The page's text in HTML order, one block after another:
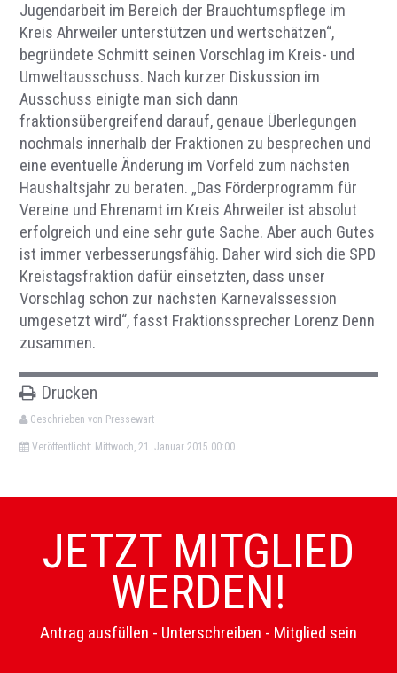
Jugendarbeit im Bereich der Brauchtumspflege im
Kreis Ahrweiler unterstützen und wertschätzen“,
begründete Schmitt seinen Vorschlag im Kreis- und
Umweltausschuss. Nach kurzer Diskussion im
Ausschuss einigte man sich dann
fraktionsübergreifend darauf, genaue Überlegungen
nochmals innerhalb der Fraktionen zu besprechen und
eine eventuelle Änderung im Vorfeld zum nächsten
Haushaltsjahr zu beraten. „Das Förderprogramm für
Vereine und Ehrenamt im Kreis Ahrweiler ist absolut
erfolgreich und eine sehr gute Sache. Aber auch Gutes
ist immer verbesserungsfähig. Daher wird sich die SPD
Kreistagsfraktion dafür einsetzten, dass unser
Vorschlag schon zur nächsten Karnevalssession
umgesetzt wird“, fasst Fraktionssprecher Lorenz Denn
zusammen.
Drucken
Geschrieben von Pressewart
Veröffentlicht: Mittwoch, 21. Januar 2015 00:00
JETZT MITGLIED
WERDEN!
Antrag ausfüllen - Unterschreiben - Mitglied sein